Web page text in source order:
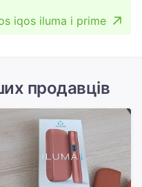
iqos iluma i prime
продавців